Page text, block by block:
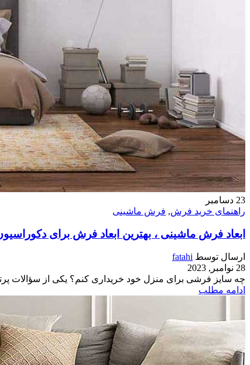
23 دسامبر
راهنمای خرید فرش, فرش ماشینی
ابعاد فرش ماشینی ، بهترین ابعاد فرش برای
ارسال توسط fatahi
28 نوامبر, 2023
چه سایز فرشی برای منزل خود خریداری کنم؟ یکی از سؤالات
ادامه مطلب